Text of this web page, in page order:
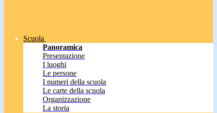
Scuola
Panoramica
Presentazione
I luoghi
Le persone
I numeri della scuola
Le carte della scuola
Organizzazione
La storia